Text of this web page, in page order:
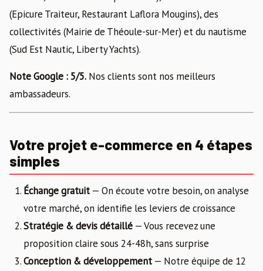
(Epicure Traiteur, Restaurant Laflora Mougins), des
collectivités (Mairie de Théoule-sur-Mer) et du nautisme
(Sud Est Nautic, Liberty Yachts).
Note Google : 5/5. Nos clients sont nos meilleurs
ambassadeurs.
Votre projet e-commerce en 4 étapes
simples
Échange gratuit — On écoute votre besoin, on analyse
votre marché, on identifie les leviers de croissance
Stratégie & devis détaillé — Vous recevez une
proposition claire sous 24-48h, sans surprise
Conception & développement — Notre équipe de 12